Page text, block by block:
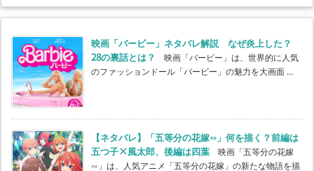
映画「バービー」ネタバレ解説 なぜ炎上した？
28の裏話とは？
映画「バービー」は、世界的に人気
のファッションドール「バービー」の魅力を大画面 ...
【ネタバレ】「五等分の花嫁∽」何を描く？前編は
五つ子×風太郎、後編は四葉 映画「五等分の花嫁
∽」は、人気アニメ「五等分の花嫁」の新たな物語を描